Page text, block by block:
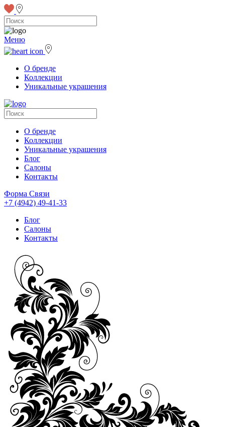
Меню
О бренде
Коллекции
Уникальные украшения
О бренде
Коллекции
Уникальные украшения
Блог
Салоны
Контакты
Форма Связи
+7 (4942) 49-41-33
Блог
Салоны
Контакты